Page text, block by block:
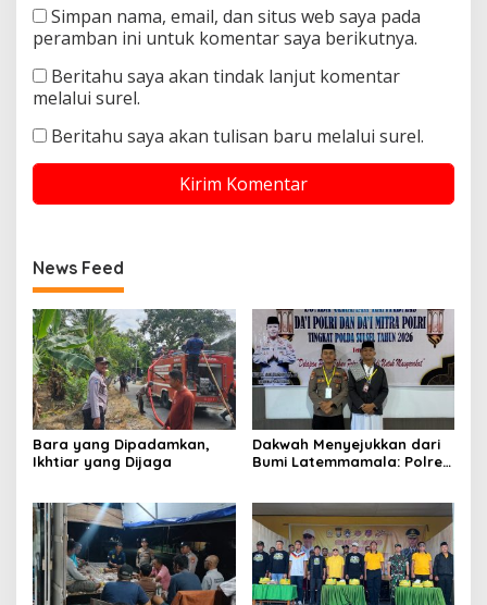
Simpan nama, email, dan situs web saya pada
peramban ini untuk komentar saya berikutnya.
Beritahu saya akan tindak lanjut komentar
melalui surel.
Beritahu saya akan tulisan baru melalui surel.
News Feed
Bara yang Dipadamkan,
Ikhtiar yang Dijaga
Dakwah Menyejukkan dari
Bumi Latemmamala: Polres
Polda Sulsel